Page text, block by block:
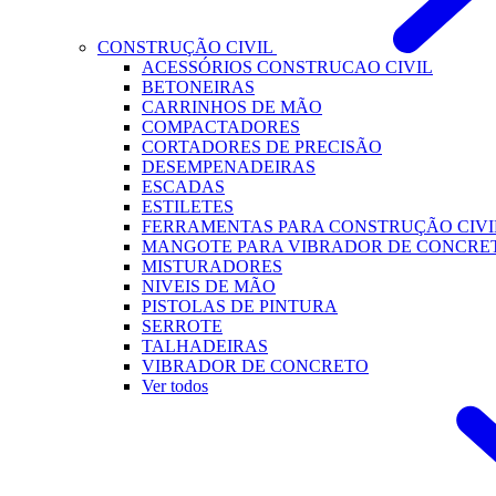
CONSTRUÇÃO CIVIL
ACESSÓRIOS CONSTRUCAO CIVIL
BETONEIRAS
CARRINHOS DE MÃO
COMPACTADORES
CORTADORES DE PRECISÃO
DESEMPENADEIRAS
ESCADAS
ESTILETES
FERRAMENTAS PARA CONSTRUÇÃO
MANGOTE PARA VIBRADOR DE
MISTURADORES
NIVEIS DE MÃO
PISTOLAS DE PINTURA
SERROTE
TALHADEIRAS
VIBRADOR DE CONCRETO
Ver todos